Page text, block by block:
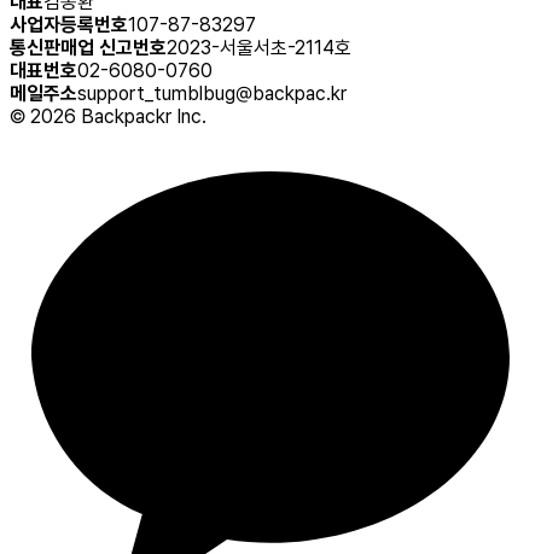
사업자등록번호107-87-83297
통신판매업 신고번호2023-서울서초-2114호
대표번호02-6080-0760
메일주소support_tumblbug@backpac.kr
© 2026 Backpackr Inc.